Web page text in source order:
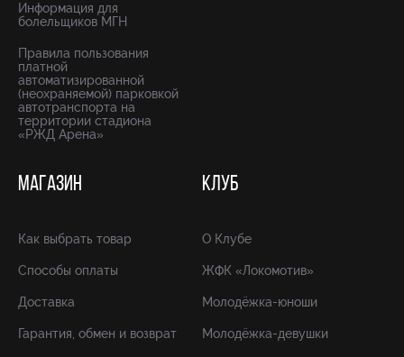
Информация для
болельщиков МГН
Правила пользования
платной
автоматизированной
(неохраняемой) парковкой
автотранспорта на
территории стадиона
«РЖД Арена»
МАГАЗИН
Как выбрать товар
Способы оплаты
Доставка
Гарантия, обмен и возврат
КЛУБ
О Клубе
ЖФК «Локомотив»
Молодёжка-юноши
Молодёжка-девушки